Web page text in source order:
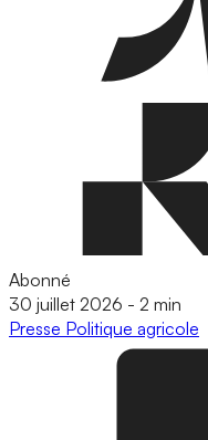
Abonné
30 juillet 2026 - 2 min
Presse Politique agricole